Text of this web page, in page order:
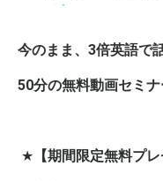
今のまま、3倍英語で
50分の無料動画セミ
★ 【期間限定無料プ